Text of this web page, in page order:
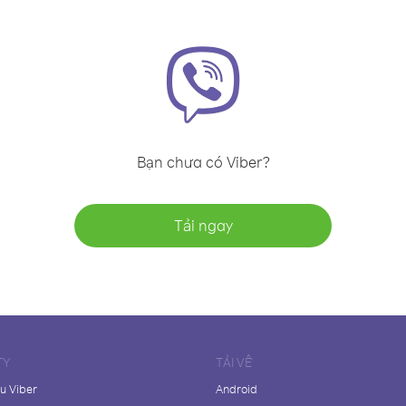
Bạn chưa có Viber?
Tải ngay
Viber
TẢI VỀ
Android